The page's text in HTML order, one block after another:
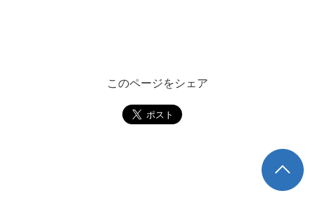
このページをシェア
TOP